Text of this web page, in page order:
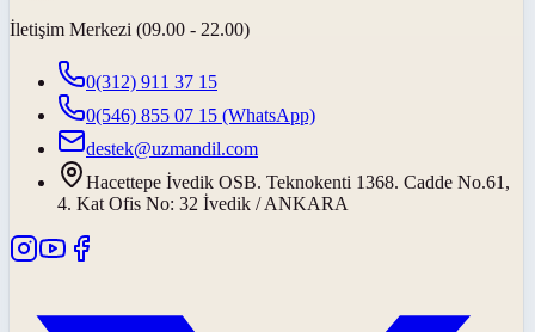
İletişim Merkezi (09.00 - 22.00)
0(312) 911 37 15
0(546) 855 07 15 (WhatsApp)
destek@uzmandil.com
Hacettepe İvedik OSB. Teknokenti 1368. Cadde No.61,
4. Kat Ofis No: 32 İvedik / ANKARA